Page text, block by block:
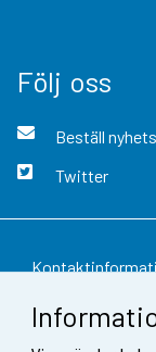
Följ oss
Beställ
Twitter
Respons